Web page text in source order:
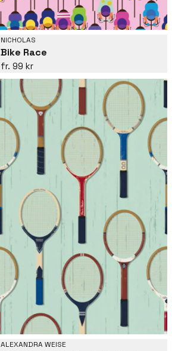
NICHOLAS
Bike Race
99 kr
ALEXANDRA WEISE